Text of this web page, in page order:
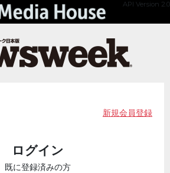
API Version 2.0
新規会員登録
ログイン
既に登録済みの方